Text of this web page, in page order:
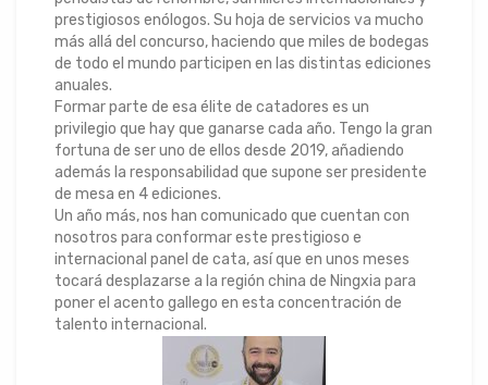
prestigiosos enólogos. Su hoja de servicios va mucho
más allá del concurso, haciendo que miles de bodegas
de todo el mundo participen en las distintas ediciones
anuales.
Formar parte de esa élite de catadores es un
privilegio que hay que ganarse cada año. Tengo la gran
fortuna de ser uno de ellos desde 2019, añadiendo
además la responsabilidad que supone ser presidente
de mesa en 4 ediciones.
Un año más, nos han comunicado que cuentan con
nosotros para conformar este prestigioso e
internacional panel de cata, así que en unos meses
tocará desplazarse a la región china de Ningxia para
poner el acento gallego en esta concentración de
talento internacional.